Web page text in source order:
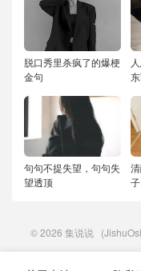
脱口秀里杀疯了的爆梗
金句
句句不提失望，句句失
望透顶
子
© 2026 集说说